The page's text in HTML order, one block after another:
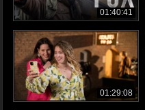
01:40:41
01:29:08